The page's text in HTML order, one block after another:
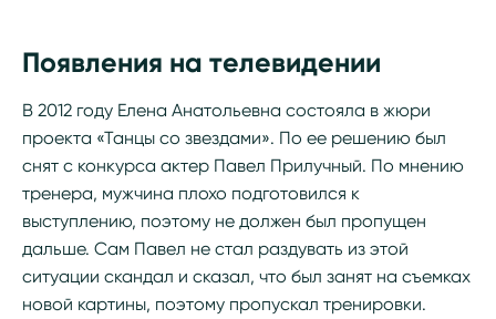
Появления на телевидении
В 2012 году Елена Анатольевна состояла в жюри
проекта «Танцы со звездами». По ее решению был
снят с конкурса актер Павел Прилучный. По мнению
тренера, мужчина плохо подготовился к
выступлению, поэтому не должен был пропущен
дальше. Сам Павел не стал раздувать из этой
ситуации скандал и сказал, что был занят на съемках
новой картины, поэтому пропускал тренировки.